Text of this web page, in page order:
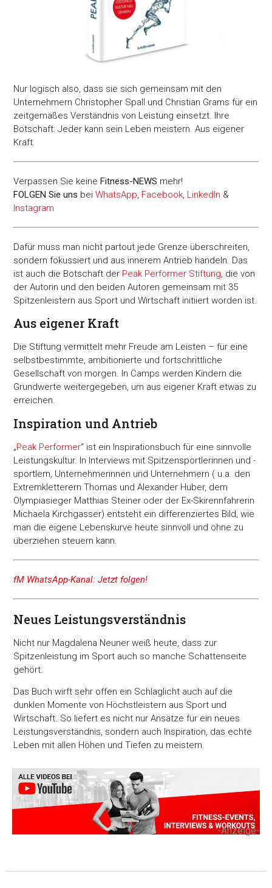
Nur logisch also, dass sie sich gemeinsam mit den
Unternehmern Christopher Spall und Christian Grams für ein
zeitgemäßes Verständnis von Leistung einsetzt. Ihre
Botschaft: Jeder kann sein Leben meistern. Aus eigener
Kraft.
Verpassen Sie keineFitness-NEWS mehr!
FOLGEN Sie uns beiWhatsApp, Facebook, LinkedIn &
Instagram
Dafür muss man nicht partout jede Grenze überschreiten,
sondern fokussiert und aus innerem Antrieb handeln. Das
ist auch die Botschaft der Peak Performer Stiftung, die von
der Autorin und den beiden Autoren gemeinsam mit 35
Spitzenleistern aus Sport und Wirtschaft initiiert worden ist.
Aus eigener Kraft
Die Stiftung vermittelt mehr Freude am Leisten – für eine
selbstbestimmte, ambitionierte und fortschrittliche
Gesellschaft von morgen. In Camps werden Kindern die
Grundwerte weitergegeben, um aus eigener Kraft etwas zu
erreichen.
Inspiration und Antrieb
„Peak Performer“ ist ein Inspirationsbuch für eine sinnvolle
Leistungskultur. In Interviews mit Spitzensportlerinnen und -
sportlern, Unternehmerinnen und Unternehmern ( u.a. den
Extremkletterern Thomas und Alexander Huber, dem
Olympiasieger Matthias Steiner oder der Ex-Skirennfahrerin
Michaela Kirchgasser) entsteht ein differenziertes Bild, wie
man die eigene Lebenskurve heute sinnvoll und ohne zu
überziehen steuern kann.
fM WhatsApp-Kanal: Jetzt folgen!
Neues Leistungsverständnis
Nicht nur Magdalena Neuner weiß heute, dass zur
Spitzenleistung im Sport auch so manche Schattenseite
gehört.
Das Buch wirft sehr offen ein Schlaglicht auch auf die
dunklen Momente von Höchstleistern aus Sport und
Wirtschaft. So liefert es nicht nur Ansätze für ein neues
Leistungsverständnis, sondern auch Inspiration, das echte
Leben mit allen Höhen und Tiefen zu meistern.
-Anzeige-